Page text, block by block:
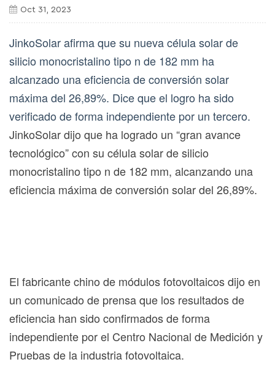
Oct 31, 2023
JinkoSolar afirma que su nueva célula solar de
silicio monocristalino tipo n de 182 mm ha
alcanzado una eficiencia de conversión solar
máxima del 26,89%. Dice que el logro ha sido
verificado de forma independiente por un tercero.
JinkoSolar dijo que ha logrado un “gran avance
tecnológico” con su célula solar de silicio
monocristalino tipo n de 182 mm, alcanzando una
eficiencia máxima de conversión solar del 26,89%.
El fabricante chino de módulos fotovoltaicos dijo en
un comunicado de prensa que los resultados de
eficiencia han sido confirmados de forma
independiente por el Centro Nacional de Medición y
Pruebas de la industria fotovoltaica.